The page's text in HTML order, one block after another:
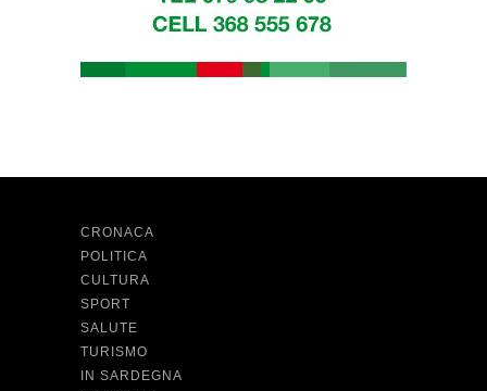
CRONACA
POLITICA
CULTURA
SPORT
SALUTE
TURISMO
IN SARDEGNA